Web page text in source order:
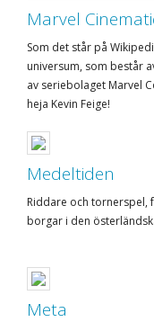
Marvel
Som det står på
universum, som består
av seriebolaget Marvel
heja Kevin Feige!
Medeltiden
Riddare och tornerspel,
borgar i den
Meta